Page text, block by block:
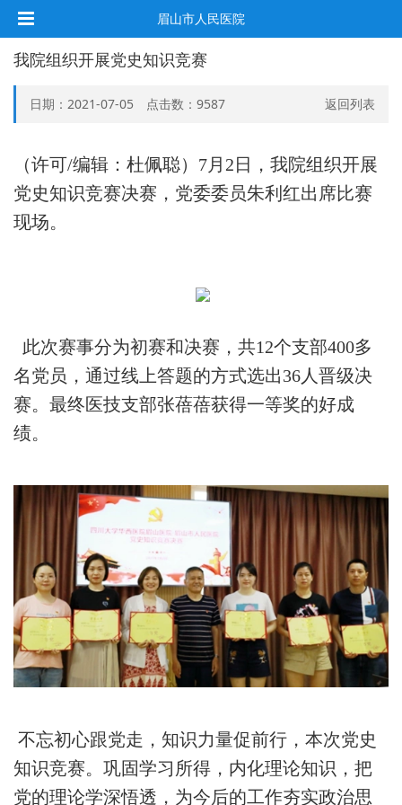
眉山市人民医院
我院组织开展党史知识竞赛
日期：2021-07-05 点击数： 9587 返回列表
（许可/编辑：杜佩聪）7月2日，我院组织开展
党史知识竞赛决赛，党委委员朱利红出席比赛
现场。
此次赛事分为初赛和决赛，共12个支部400多
名党员，通过线上答题的方式选出36人晋级决
赛。最终医技支部张蓓蓓获得一等奖的好成
绩。
不忘初心跟党走，知识力量促前行，本次党史
知识竞赛。巩固学习所得，内化理论知识，把
党的理论学深悟透，为今后的工作夯实政治思